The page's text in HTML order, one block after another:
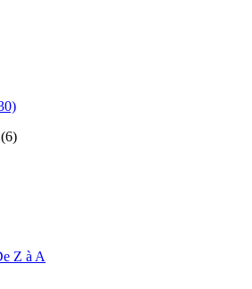
(6)
Z à A